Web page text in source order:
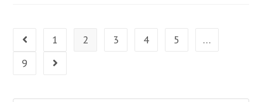
1 2 3 4 5
…
9